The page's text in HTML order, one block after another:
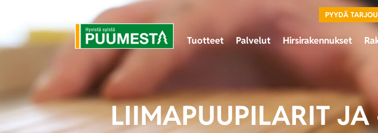
PYYDÄ
Tuotteet Palvelut Hirsirakennukset
LIIMAPUUPILARIT JA